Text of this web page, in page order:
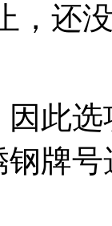
，还
此
牌